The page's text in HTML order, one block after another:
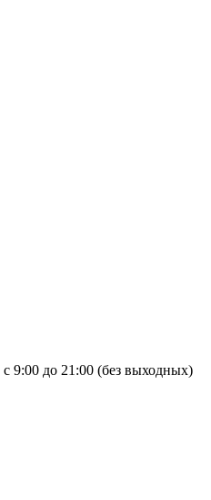
с 9:00 до 21:00 (без выходных)